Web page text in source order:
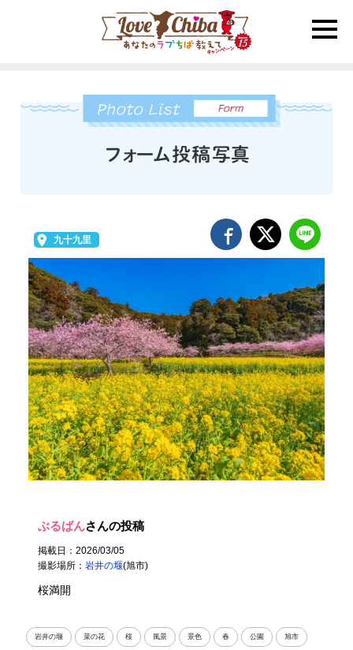
toggle
九十九里
ぶるばんさんの投稿
掲載日：2026/03/05
撮影場所：岩井の堰(旭市)
桜満開
岩井の堰 菜の花 桜 風景 景色 春 公園 旭市